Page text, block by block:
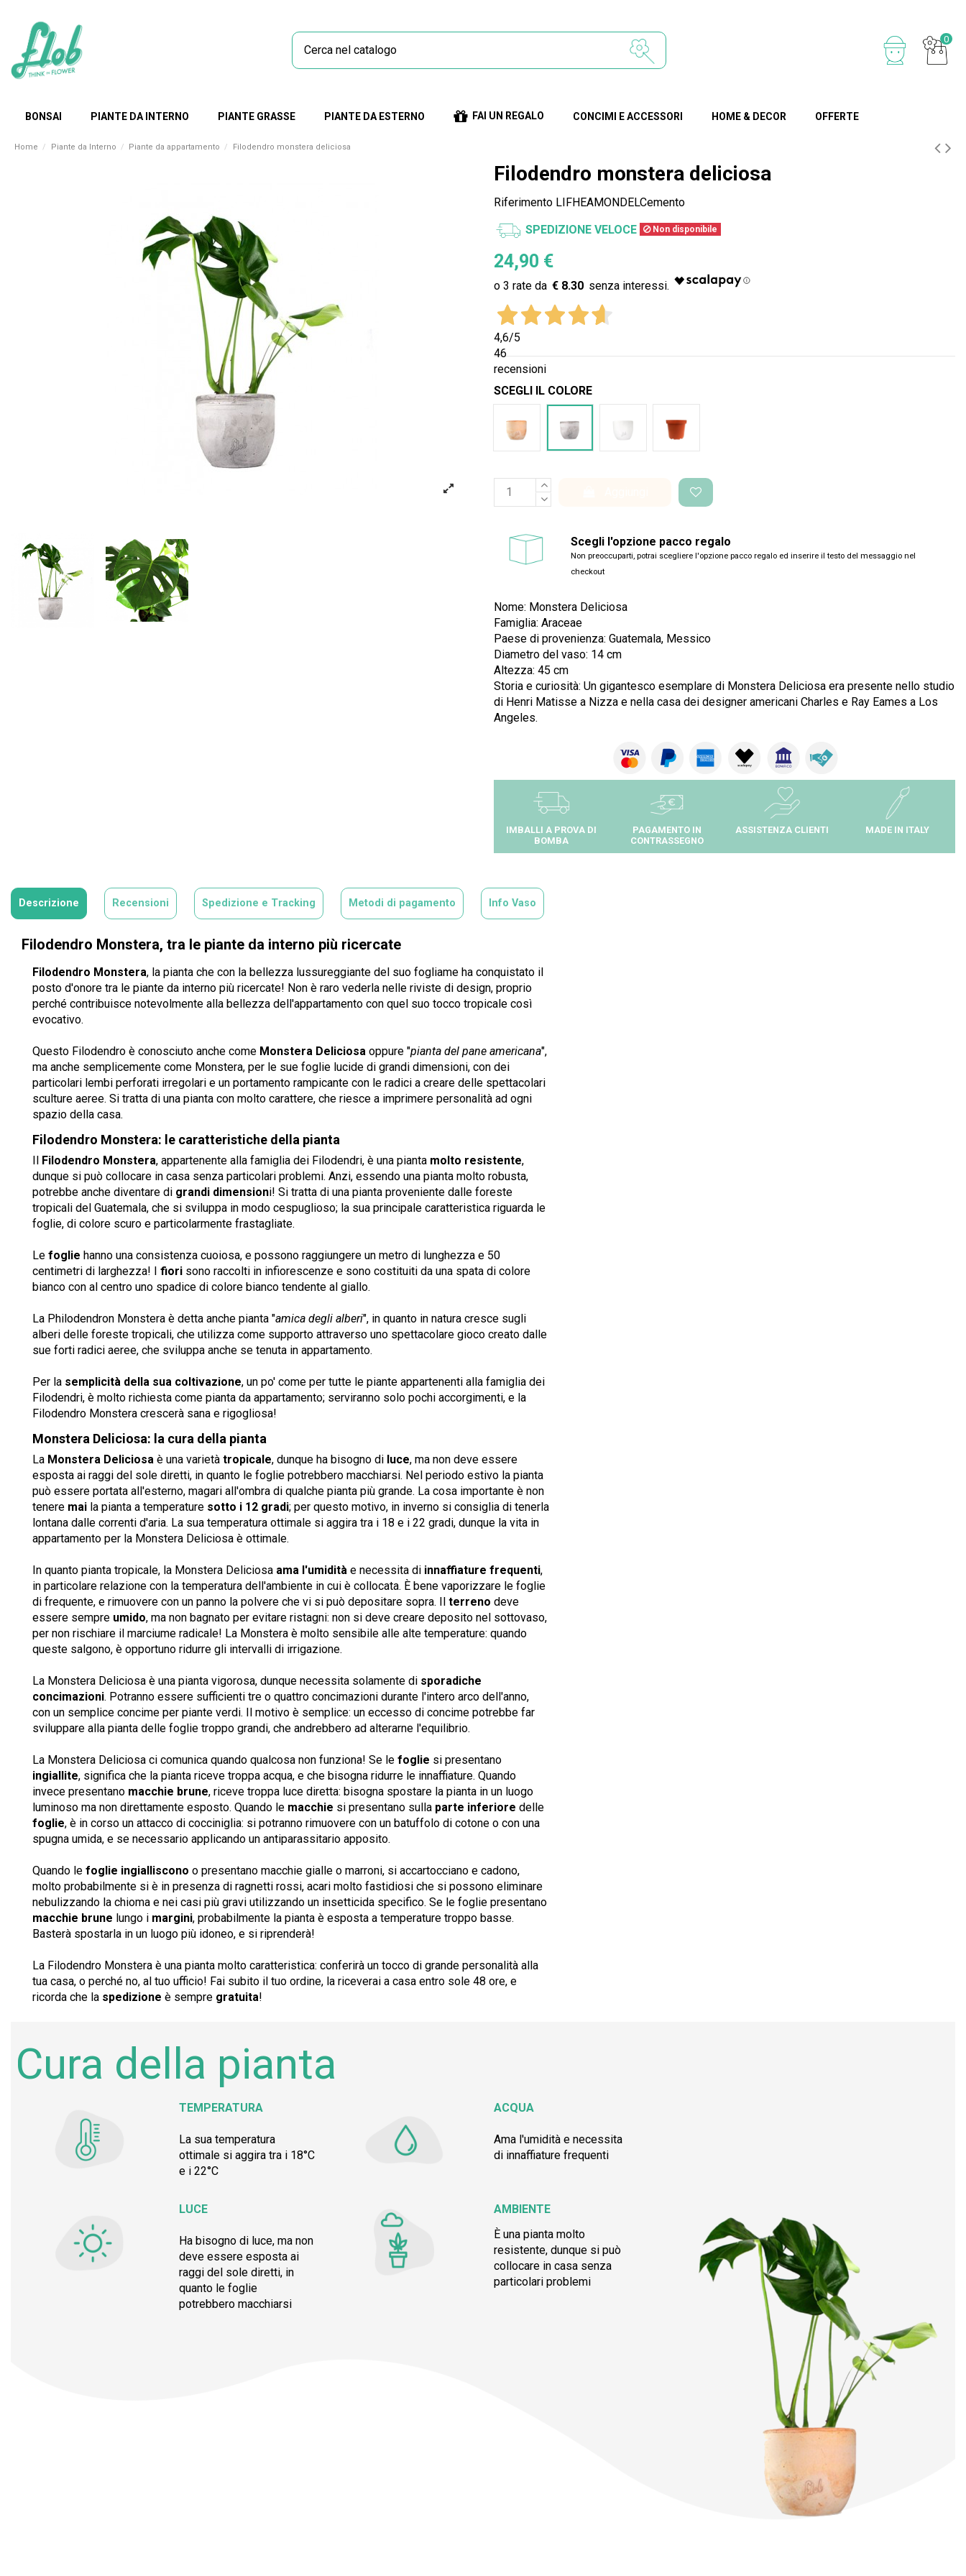
0
BONSAI PIANTE DA INTERNO PIANTE GRASSE PIANTE DA ESTERNO FAI UN REGALO CONCIMI E ACCESSORI HOME & DECOR OFFERTE
Home Piante da Interno Piante da appartamento Filodendro monstera deliciosa
Filodendro monstera deliciosa
Riferimento LIFHEAMONDELCemento
SPEDIZIONE VELOCE Non disponibile
24,90 €
€ 8.30
4,6/5
46
recensioni
SCEGLI IL COLORE
Scegli l'opzione pacco regalo
Non preoccuparti, potrai scegliere l'opzione pacco regalo ed inserire il testo del messaggio nel
checkout
Nome: Monstera Deliciosa
Famiglia: Araceae
Paese di provenienza: Guatemala, Messico
Diametro del vaso: 14 cm
Altezza: 45 cm
Storia e curiosità: Un gigantesco esemplare di Monstera Deliciosa era presente nello studio
di Henri Matisse a Nizza e nella casa dei designer americani Charles e Ray Eames a Los
Angeles.
IMBALLI A PROVA DI
BOMBA
PAGAMENTO IN
CONTRASSEGNO
ASSISTENZA CLIENTI MADE IN ITALY
Descrizione Recensioni Spedizione e Tracking Metodi di pagamento Info Vaso
Filodendro Monstera, tra le piante da interno più ricercate
Filodendro Monstera, la pianta che con la bellezza lussureggiante del suo fogliame ha conquistato il
posto d'onore tra le piante da interno più ricercate! Non è raro vederla nelle riviste di design, proprio
perché contribuisce notevolmente alla bellezza dell'appartamento con quel suo tocco tropicale così
evocativo.
Questo Filodendro è conosciuto anche come Monstera Deliciosa oppure "pianta del pane americana",
ma anche semplicemente come Monstera, per le sue foglie lucide di grandi dimensioni, con dei
particolari lembi perforati irregolari e un portamento rampicante con le radici a creare delle spettacolari
sculture aeree. Si tratta di una pianta con molto carattere, che riesce a imprimere personalità ad ogni
spazio della casa.
Filodendro Monstera: le caratteristiche della pianta
Il Filodendro Monstera, appartenente alla famiglia dei Filodendri, è una pianta molto resistente,
dunque si può collocare in casa senza particolari problemi. Anzi, essendo una pianta molto robusta,
potrebbe anche diventare di grandi dimensioni! Si tratta di una pianta proveniente dalle foreste
tropicali del Guatemala, che si sviluppa in modo cespuglioso; la sua principale caratteristica riguarda le
foglie, di colore scuro e particolarmente frastagliate.
Le foglie hanno una consistenza cuoiosa, e possono raggiungere un metro di lunghezza e 50
centimetri di larghezza! I fiori sono raccolti in infiorescenze e sono costituiti da una spata di colore
bianco con al centro uno spadice di colore bianco tendente al giallo.
La Philodendron Monstera è detta anche pianta "amica degli alberi", in quanto in natura cresce sugli
alberi delle foreste tropicali, che utilizza come supporto attraverso uno spettacolare gioco creato dalle
sue forti radici aeree, che sviluppa anche se tenuta in appartamento.
Per la semplicità della sua coltivazione, un po' come per tutte le piante appartenenti alla famiglia dei
Filodendri, è molto richiesta come pianta da appartamento; serviranno solo pochi accorgimenti, e la
Filodendro Monstera crescerà sana e rigogliosa!
Monstera Deliciosa: la cura della pianta
La Monstera Deliciosa è una varietà tropicale, dunque ha bisogno di luce, ma non deve essere
esposta ai raggi del sole diretti, in quanto le foglie potrebbero macchiarsi. Nel periodo estivo la pianta
può essere portata all'esterno, magari all'ombra di qualche pianta più grande. La cosa importante è non
tenere mai la pianta a temperature sotto i 12 gradi; per questo motivo, in inverno si consiglia di tenerla
lontana dalle correnti d'aria. La sua temperatura ottimale si aggira tra i 18 e i 22 gradi, dunque la vita in
appartamento per la Monstera Deliciosa è ottimale.
In quanto pianta tropicale, la Monstera Deliciosa ama l'umidità e necessita di innaffiature frequenti,
in particolare relazione con la temperatura dell'ambiente in cui è collocata. È bene vaporizzare le foglie
di frequente, e rimuovere con un panno la polvere che vi si può depositare sopra. Il terreno deve
essere sempre umido, ma non bagnato per evitare ristagni: non si deve creare deposito nel sottovaso,
per non rischiare il marciume radicale! La Monstera è molto sensibile alle alte temperature: quando
queste salgono, è opportuno ridurre gli intervalli di irrigazione.
La Monstera Deliciosa è una pianta vigorosa, dunque necessita solamente di sporadiche
concimazioni. Potranno essere sufficienti tre o quattro concimazioni durante l'intero arco dell'anno,
con un semplice concime per piante verdi. Il motivo è semplice: un eccesso di concime potrebbe far
sviluppare alla pianta delle foglie troppo grandi, che andrebbero ad alterarne l'equilibrio.
La Monstera Deliciosa ci comunica quando qualcosa non funziona! Se le foglie si presentano
ingiallite, significa che la pianta riceve troppa acqua, e che bisogna ridurre le innaffiature. Quando
invece presentano macchie brune, riceve troppa luce diretta: bisogna spostare la pianta in un luogo
luminoso ma non direttamente esposto. Quando le macchie si presentano sulla parte inferiore delle
foglie, è in corso un attacco di cocciniglia: si potranno rimuovere con un batuffolo di cotone o con una
spugna umida, e se necessario applicando un antiparassitario apposito.
Quando le foglie ingialliscono o presentano macchie gialle o marroni, si accartocciano e cadono,
molto probabilmente si è in presenza di ragnetti rossi, acari molto fastidiosi che si possono eliminare
nebulizzando la chioma e nei casi più gravi utilizzando un insetticida specifico. Se le foglie presentano
macchie brune lungo i margini, probabilmente la pianta è esposta a temperature troppo basse.
Basterà spostarla in un luogo più idoneo, e si riprenderà!
La Filodendro Monstera è una pianta molto caratteristica: conferirà un tocco di grande personalità alla
tua casa, o perché no, al tuo ufficio! Fai subito il tuo ordine, la riceverai a casa entro sole 48 ore, e
ricorda che la spedizione è sempre gratuita!
Cura della pianta
TEMPERATURA
La sua temperatura
ottimale si aggira tra i 18°C
e i 22°C
ACQUA
Ama l'umidità e necessita
di innaffiature frequenti
LUCE
Ha bisogno di luce, ma non
deve essere esposta ai
raggi del sole diretti, in
quanto le foglie
potrebbero macchiarsi
AMBIENTE
È una pianta molto
resistente, dunque si può
collocare in casa senza
particolari problemi